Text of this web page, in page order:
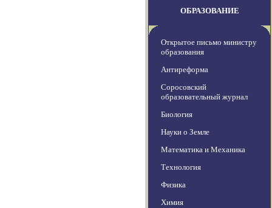
ОБРАЗОВАНИЕ
Открытое письмо министру
образования
Антиреформа
Соросовский
образовательный журнал
Биология
Науки о Земле
Математика и Механика
Технология
Физика
Химия